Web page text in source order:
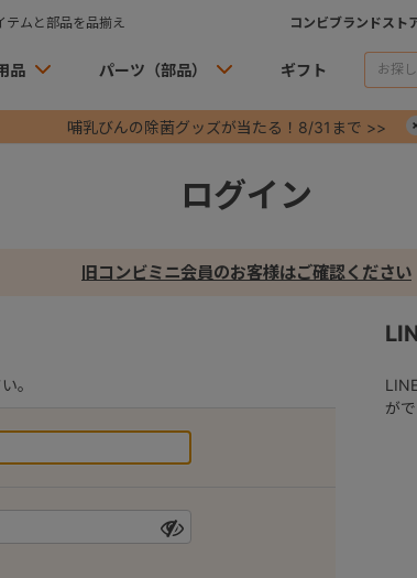
ムと部品を品揃え コンビブランドスト
品 パーツ（部品） ギフト
哺乳びんの除菌グッズが当たる！8/31まで >>
ログイン
旧コンビミニ会員のお客様はご確認ください
。
がで